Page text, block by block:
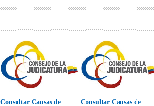
Consultar Causas de
Consultar Causas de